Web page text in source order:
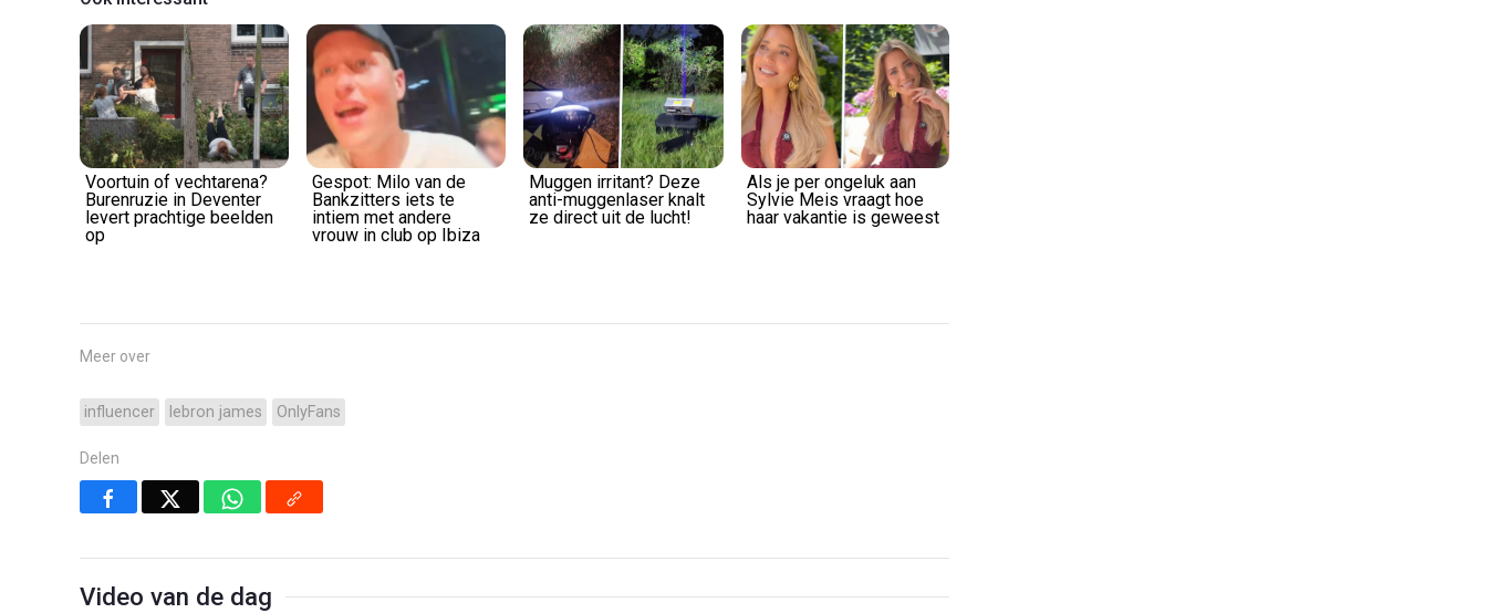
Voortuin of vechtarena?
Burenruzie in Deventer
levert prachtige beelden
op
Gespot: Milo van de
Bankzitters iets te
intiem met andere
vrouw in club op Ibiza
Muggen irritant? Deze
anti-muggenlaser knalt
ze direct uit de lucht!
Als je per ongeluk aan
Sylvie Meis vraagt hoe
haar vakantie is geweest
Meer over
influencer lebron james OnlyFans
Delen
Video van de dag